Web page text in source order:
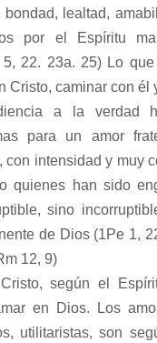
bondad, lealtad,
por el Espíritu
5, 22. 23a. 25) Lo
Cristo, caminar con él
a la verdad
para un amor
con intensidad y muy
quienes han sido
sino
de Dios (1Pe 1,
12, 9)
según el
en Dios. Los
utilitaristas, son